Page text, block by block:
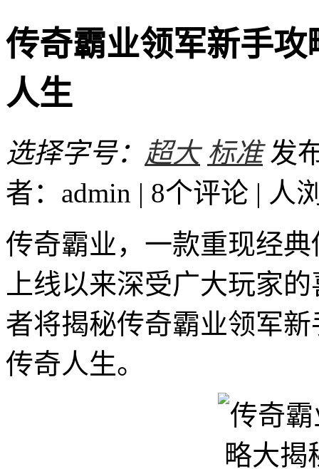
传奇霸业领军新手
人生
选择字号： 超大 标准 发
者：admin | 8个评论 | 人
传奇霸业，一款重现经
上线以来深受广大玩家
者将揭秘传奇霸业领军
传奇人生。